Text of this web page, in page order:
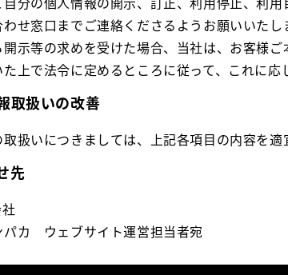
せ窓口までご連絡くださるようお願いいたし
示等の求めを受けた場合、当社は、お客様
上で法令に定めるところに従って、これに応
取扱いの改善
扱いにつきましては、上記各項目の内容を適
先
パカ ウェブサイト運営担当者宛